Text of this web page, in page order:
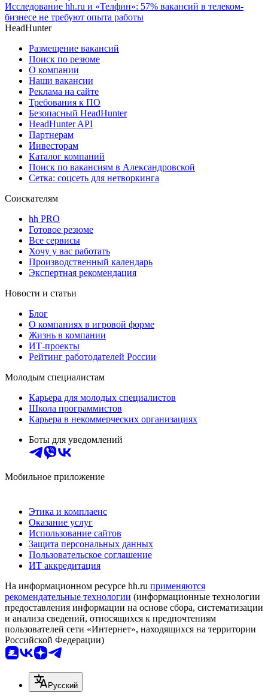
Исследование hh.ru и «Телфин»: 57% вакансий в телеком-
бизнесе не требуют опыта работы
HeadHunter
Размещение вакансий
Поиск по резюме
О компании
Наши вакансии
Реклама на сайте
Требования к ПО
Безопасный HeadHunter
HeadHunter API
Партнерам
Инвесторам
Каталог компаний
Поиск по вакансиям в Александровской
Сетка: соцсеть для нетворкинга
Соискателям
hh PRO
Готовое резюме
Все сервисы
Хочу у вас работать
Производственный календарь
Экспертная рекомендация
Новости и статьи
Блог
О компаниях в игровой форме
Жизнь в компании
ИТ-проекты
Рейтинг работодателей России
Молодым специалистам
Карьера для молодых специалистов
Школа программистов
Карьера в некоммерческих организациях
Боты для уведомлений
Мобильное приложение
Этика и комплаенс
Оказание услуг
Использование сайтов
Защита персональных данных
Пользовательское соглашение
ИТ аккредитация
На информационном ресурсе hh.ru применяются
рекомендательные технологии (информационные технологии
предоставления информации на основе сбора, систематизации
и анализа сведений, относящихся к предпочтениям
пользователей сети «Интернет», находящихся на территории
Российской Федерации)
Русский